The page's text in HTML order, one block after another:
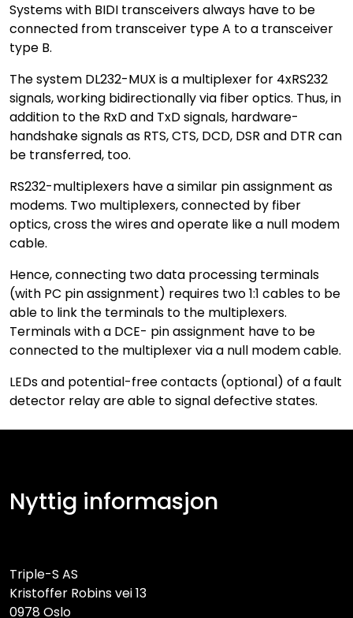
Systems with BIDI transceivers always have to be
connected from transceiver type A to a transceiver
type B.
The system DL232-MUX is a multiplexer for 4xRS232
signals, working bidirectionally via fiber optics. Thus, in
addition to the RxD and TxD signals, hardware-
handshake signals as RTS, CTS, DCD, DSR and DTR can
be transferred, too.
RS232-multiplexers have a similar pin assignment as
modems. Two multiplexers, connected by fiber
optics, cross the wires and operate like a null modem
cable.
Hence, connecting two data processing terminals
(with PC pin assignment) requires two 1:1 cables to be
able to link the terminals to the multiplexers.
Terminals with a DCE- pin assignment have to be
connected to the multiplexer via a null modem cable.
LEDs and potential-free contacts (optional) of a fault
detector relay are able to signal defective states.
Nyttig informasjon
Triple-S AS
Kristoffer Robins vei 13
0978 Oslo